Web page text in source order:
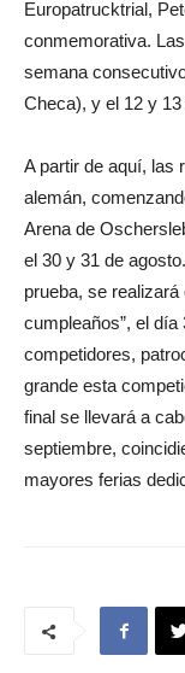
Europatrucktrial,
conmemorativa.
semana
Checa), y el 12 y
A partir de aquí, las
alemán,
Arena de
el 30 y 31 de
prueba, se
cumpleaños”, el
competidores,
grande esta
final se llevará a
septiembre,
mayores ferias